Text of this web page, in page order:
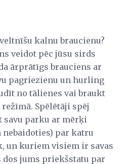
kalnu braucienu?
veidot pēc jūsu sirds
ārprātīgs brauciens ar
pagriezienu un hurling
no tālienes vai braukt
Spēlētāji spēj
parku ar mērķi
par katru
un kuriem visiem ir savas
dos jums priekšstatu par